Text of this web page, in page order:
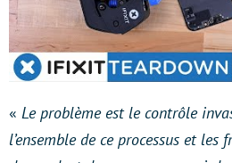
« Le problème est le contrôle
l’ensemble de ce processus et les